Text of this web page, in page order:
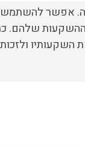
אפשר להשתמש
שלהם.
השקעותיו